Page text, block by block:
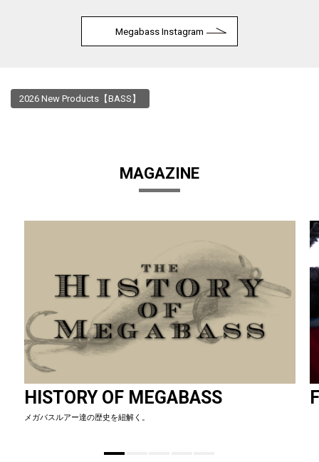
Megabass Instagram
2026 New Products【BASS】
MAGAZINE
HISTORY OF MEGABASS
メガバスルアー達の歴史を紐解く。